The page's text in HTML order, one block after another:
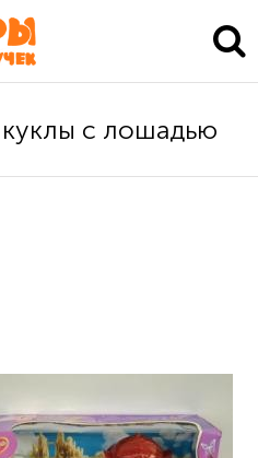
куклы с лошадью